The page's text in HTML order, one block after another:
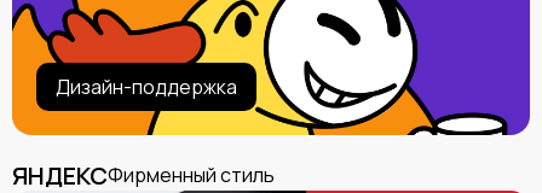
Дизайн-поддержка
ЯНДЕКСФирменный стиль